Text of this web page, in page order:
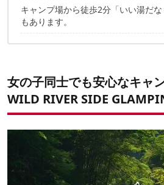
①気軽に楽しめる「グランピング」
②手ぶらでキャンプ「レンタルセット
キャンプ場から徒歩2分「いい湯だ
もあります。
女の子同士でも安心なキャ
WILD RIVER SIDE